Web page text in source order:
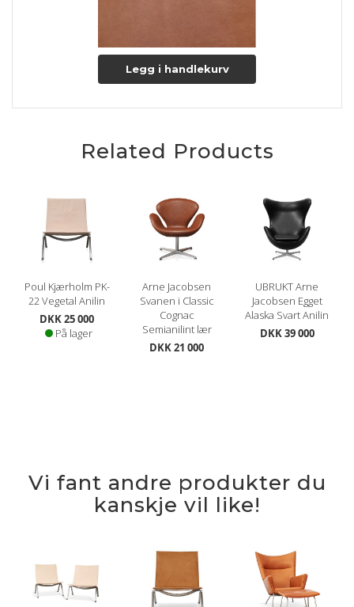
Legg i handlekurv
Related Products
Poul Kjærholm PK-
22 Vegetal Anilin
DKK 25 000
På lager
Arne Jacobsen
Svanen i Classic
Cognac
Semianilint lær
DKK 21 000
UBRUKT Arne
Jacobsen Egget
Alaska Svart Anilin
DKK 39 000
Vi fant andre produkter du
kanskje vil like!